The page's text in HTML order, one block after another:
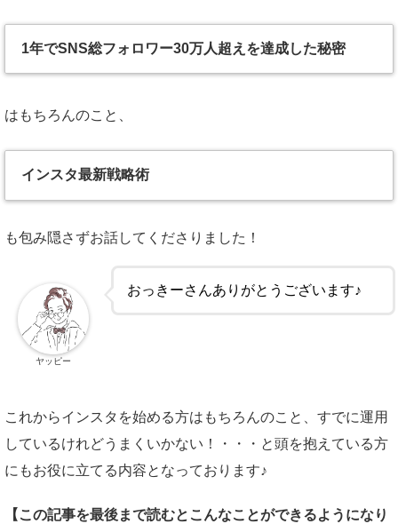
1年でSNS総フォロワー30万人超えを達成した秘密
はもちろんのこと、
インスタ最新戦略術
も包み隠さずお話してくださりました！
おっきーさんありがとうございます♪
ヤッピー
これからインスタを始める方はもちろんのこと、すでに運用
しているけれどうまくいかない！・・・と頭を抱えている方
にもお役に立てる内容となっております♪
【この記事を最後まで読むとこんなことができるようになり